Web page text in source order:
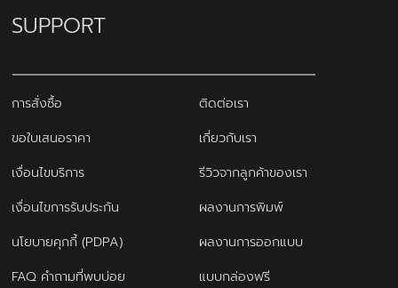
SUPPORT
การสั่งซื้อ
ติดต่อเรา
ขอใบเสนอราคา
เกี่ยวกับเรา
เงื่อนไขบริการ
รีวิวจากลูกค้าของเรา
เงื่อนไขการรับประกัน
ผลงานการพิมพ์
นโยบายคุกกี้ (PDPA)
ผลงานการออกแบบ
FAQ คำถามที่พบบ่อย
แบบกล่องฟรี